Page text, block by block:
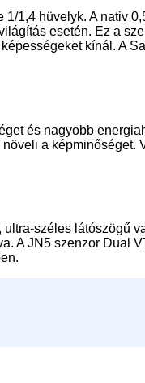
1,4 hüvelyk. A nativ
esetén. Ez a
kínál. A
és nagyobb
a képminőséget.
széles látószögű
A JN5 szenzor Dual